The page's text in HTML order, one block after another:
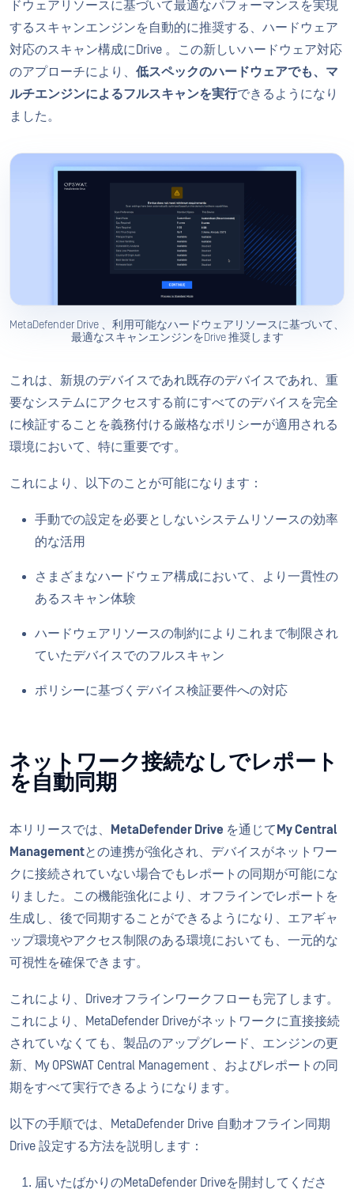
ドウェアリソースに基づいて最適なパフォーマンスを実現
するスキャンエンジンを自動的に推奨する、ハードウェア
対応のスキャン構成にDrive 。この新しいハードウェア対応
のアプローチにより、 低スペックのハードウェアでも、マ
ルチエンジンによるフルスキャンを実行できるようになり
ました。
MetaDefender Drive 、利用可能なハードウェアリソースに基づいて、
最適なスキャンエンジンをDrive 推奨します
これは、新規のデバイスであれ既存のデバイスであれ、重
要なシステムにアクセスする前にすべてのデバイスを完全
に検証することを義務付ける厳格なポリシーが適用される
環境において、特に重要です。
これにより、以下のことが可能になります：
手動での設定を必要としないシステムリソースの効率
的な活用
さまざまなハードウェア構成において、より一貫性の
あるスキャン体験
ハードウェアリソースの制約によりこれまで制限され
ていたデバイスでのフルスキャン
ポリシーに基づくデバイス検証要件への対応
ネットワーク接続なしでレポート
を自動同期
本リリースでは、 MetaDefender Drive を通じて My Central
Managementとの連携が強化され、デバイスがネットワー
クに接続されていない場合でもレポートの同期が可能にな
りました。この機能強化により、オフラインでレポートを
生成し、後で同期することができるようになり、エアギャ
ップ環境やアクセス制限のある環境においても、一元的な
可視性を確保できます。
これにより、Driveオフラインワークフローも完了します。
これにより、MetaDefender Driveがネットワークに直接接続
されていなくても、製品のアップグレード、エンジンの更
新、My OPSWAT Central Management 、およびレポートの同
期をすべて実行できるようになります。
以下の手順では、MetaDefender Drive 自動オフライン同期
Drive 設定する方法を説明します：
届いたばかりのMetaDefender Driveを開封してくださ